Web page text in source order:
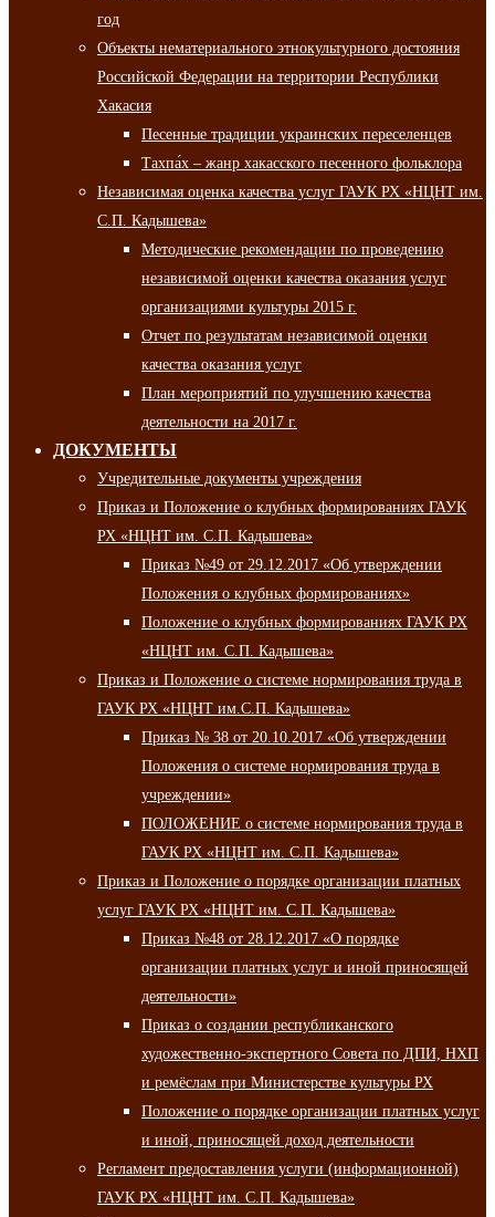
год
Объекты нематериального этнокультурного достояния
Российской Федерации на территории Республики
Хакасия
Песенные традиции украинских переселенцев
Тахпа́х – жанр хакасского песенного фольклора
Независимая оценка качества услуг ГАУК РХ «НЦНТ им.
С.П. Кадышева»
Методические рекомендации по проведению
независимой оценки качества оказания услуг
организациями культуры 2015 г.
Отчет по результатам независимой оценки
качества оказания услуг
План мероприятий по улучшению качества
деятельности на 2017 г.
ДОКУМЕНТЫ
Учредительные документы учреждения
Приказ и Положение о клубных формированиях ГАУК
РХ «НЦНТ им. С.П. Кадышева»
Приказ №49 от 29.12.2017 «Об утверждении
Положения о клубных формированиях»
Положение о клубных формированиях ГАУК РХ
«НЦНТ им. С.П. Кадышева»
Приказ и Положение о системе нормирования труда в
ГАУК РХ «НЦНТ им.С.П. Кадышева»
Приказ № 38 от 20.10.2017 «Об утверждении
Положения о системе нормирования труда в
учреждении»
ПОЛОЖЕНИЕ о системе нормирования труда в
ГАУК РХ «НЦНТ им. С.П. Кадышева»
Приказ и Положение о порядке организации платных
услуг ГАУК РХ «НЦНТ им. С.П. Кадышева»
Приказ №48 от 28.12.2017 «О порядке
организации платных услуг и иной приносящей
деятельности»
Приказ о создании республиканского
художественно-экспертного Совета по ДПИ, НХП
и ремёслам при Министерстве культуры РХ
Положение о порядке организации платных услуг
и иной, приносящей доход деятельности
Регламент предоставления услуги (информационной)
ГАУК РХ «НЦНТ им. С.П. Кадышева»